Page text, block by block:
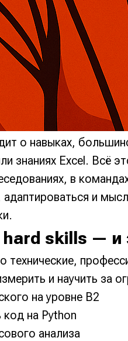
о навыках,
знаниях Excel. Всё
в
адаптироваться и
hard skills —
технические,
и научить за
на уровне B2
код на Python
анализа